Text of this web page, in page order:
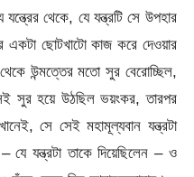
থেকে, যে যন্ত্রটি সে উপহার
একটা ছোটখাটো কাজ করে দেওয়ার
উন্মত্তের মতো সুর বেরোচ্ছিল,
সুর হয়ে উঠছিল ভয়ংকর, তারপর
সে সেই মহামূল্যবান যন্ত্রটা
যন্ত্রটা তাকে দিয়েছিলেন – ও